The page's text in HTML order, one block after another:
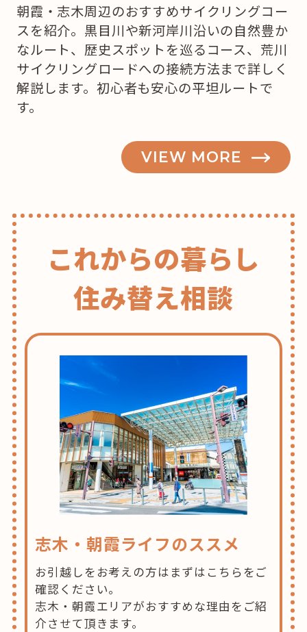
を
買
お
う
か
な？”
朝霞・志木周辺のおすすめサイクリングコー
スを紹介。黒目川や新河岸川沿いの自然豊か
なルート、歴史スポットを巡るコース、荒川
サイクリングロードへの接続方法まで詳しく
解説します。初心者も安心の平坦ルートで
す。
VIEW MORE
これからの暮らし
住み替え相談
志木・朝霞ライフのススメ
お引越しをお考えの方はまずはこちらをご
確認ください。
志木・朝霞エリアがおすすめな理由をご紹
介させて頂きます。